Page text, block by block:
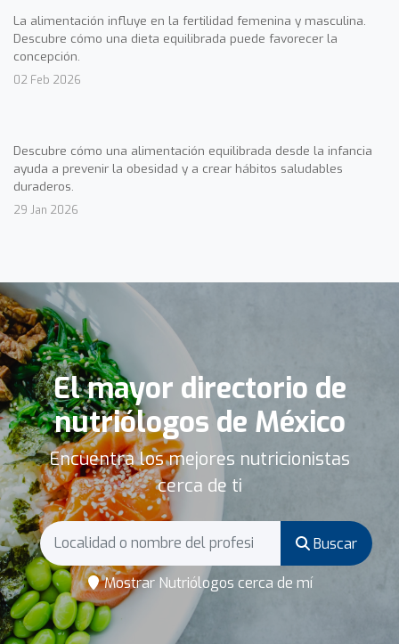
La alimentación influye en la fertilidad femenina y masculina.
Descubre cómo una dieta equilibrada puede favorecer la
concepción.
02 Feb 2026
Descubre cómo una alimentación equilibrada desde la infancia
ayuda a prevenir la obesidad y a crear hábitos saludables
duraderos.
29 Jan 2026
El mayor directorio de
nutriólogos de México
Encuentra los mejores nutricionistas
cerca de ti
Buscar
Mostrar Nutriólogos cerca de mí